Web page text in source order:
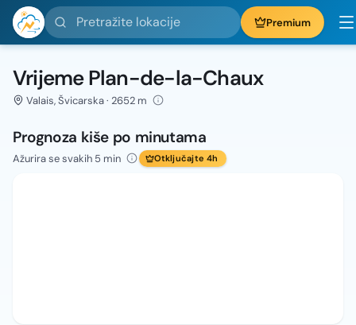
Pretražite lokacije Premium
Vrijeme Plan-de-la-Chaux
Valais, Švicarska · 2652 m
Prognoza kiše po minutama
Ažurira se svakih 5 min Otključajte 4h